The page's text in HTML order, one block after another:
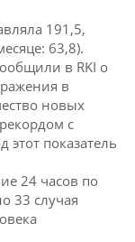
191,5,
63,8).
в RKI о
в
новых
с
этот показатель
24 часов по
33 случая